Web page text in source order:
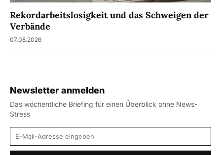
Rekordarbeitslosigkeit und das Schweigen der
Verbände
07.08.2026
Newsletter anmelden
Das wöchentliche Briefing für einen Überblick ohne News-
Stress
E-Mail-Adresse